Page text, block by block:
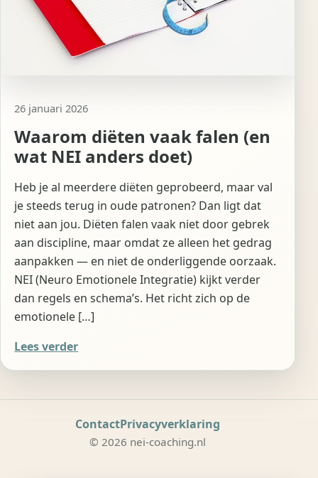
26 januari 2026
Waarom diëten vaak falen (en
wat NEI anders doet)
Heb je al meerdere diëten geprobeerd, maar val
je steeds terug in oude patronen? Dan ligt dat
niet aan jou. Diëten falen vaak niet door gebrek
aan discipline, maar omdat ze alleen het gedrag
aanpakken — en niet de onderliggende oorzaak.
NEI (Neuro Emotionele Integratie) kijkt verder
dan regels en schema’s. Het richt zich op de
emotionele […]
Lees verder
ContactPrivacyverklaring
© 2026 nei-coaching.nl